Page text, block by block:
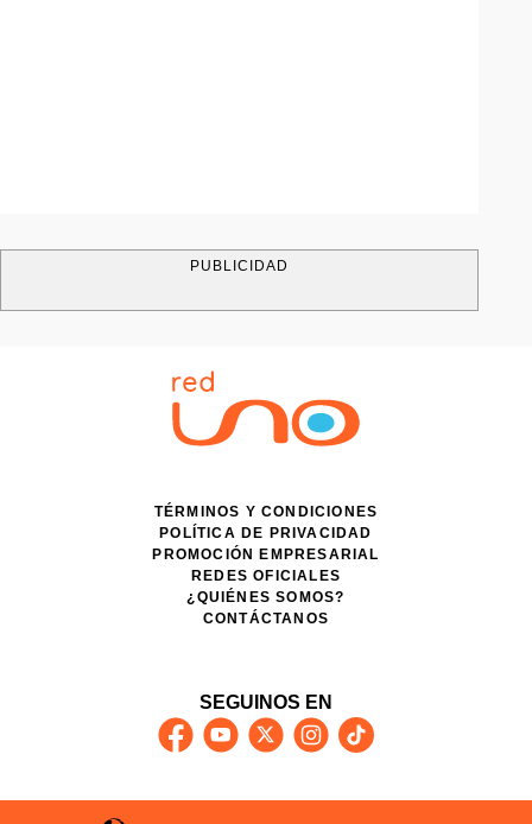
PUBLICIDAD
TÉRMINOS Y CONDICIONES
POLÍTICA DE PRIVACIDAD
PROMOCIÓN EMPRESARIAL
REDES OFICIALES
¿QUIÉNES SOMOS?
CONTÁCTANOS
SEGUINOS EN